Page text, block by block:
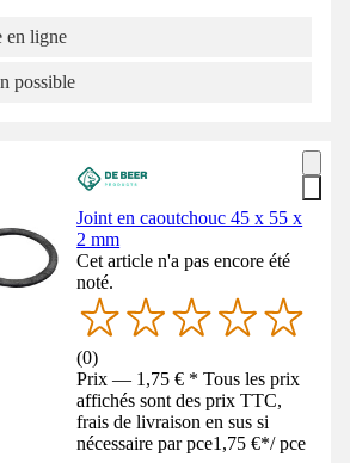
en ligne
possible
Joint en caoutchouc 45 x 55 x
2 mm
Cet article n'a pas encore été
noté.
(0)
Prix — 1,75 € * Tous les prix
affichés sont des prix TTC,
frais de livraison en sus si
nécessaire par pce1,75 €*/ pce